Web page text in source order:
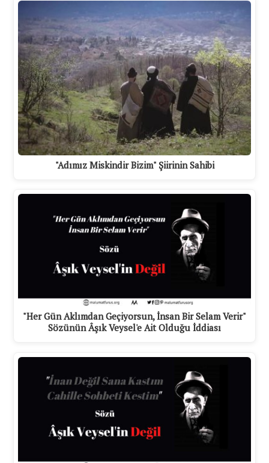
"Adımız Miskindir Bizim" Şiirinin Sahibi
"Her Gün Aklımdan Geçiyorsun, İnsan Bir Selam Verir"
Sözünün Âşık Veysel'e Ait Olduğu İddiası